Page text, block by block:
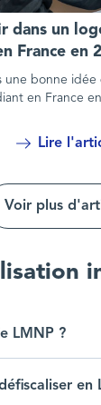
un logement
dans un
France en
une bonne idée
en France
Lire
Voir plus
LMNP ?
en